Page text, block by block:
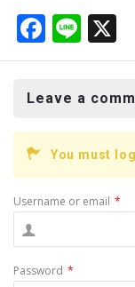
F
a
b
o
o
k
Li
n
Leave a
You must
Username or email *
Password *